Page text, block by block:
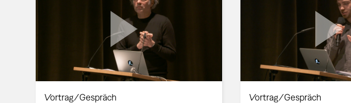
Vortrag/Gespräch Vortrag/Gespräch